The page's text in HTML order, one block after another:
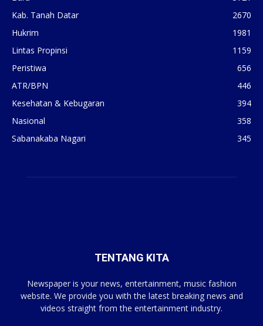
Kab. Tanah Datar
2670
Hukrim
1981
Lintas Propinsi
1159
Peristiwa
656
ATR/BPN
446
Kesehatan & Kebugaran
394
Nasional
358
Sabanakaba Nagari
345
TENTANG KITA
Newspaper is your news, entertainment, music fashion
website. We provide you with the latest breaking news and
videos straight from the entertainment industry.